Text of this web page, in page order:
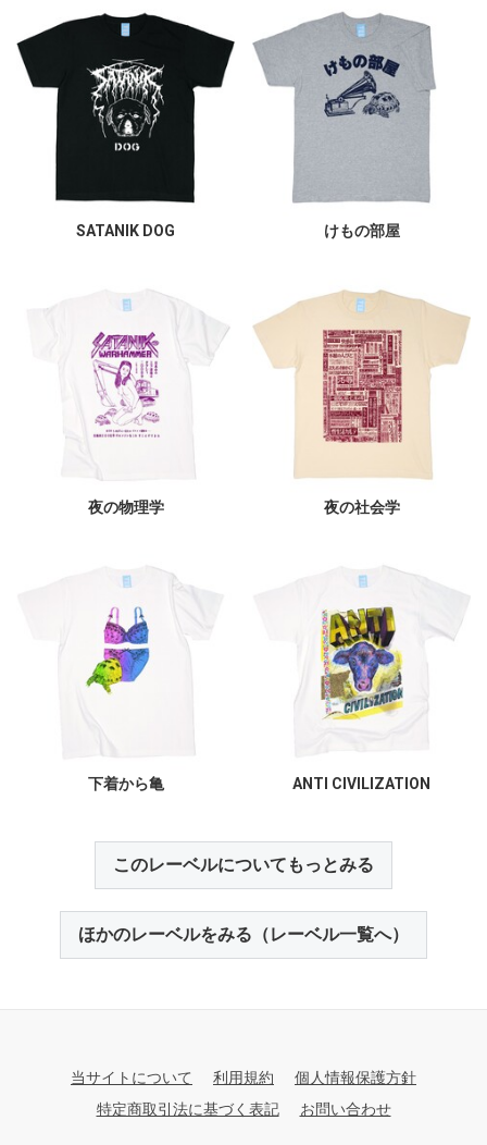
SATANIK DOG けもの部屋
夜の物理学 夜の社会学
下着から亀 ANTI CIVILIZATION
このレーベルについてもっとみる
ほかのレーベルをみる（レーベル一覧へ）
当サイトについて 利用規約
個人情報保護方針
特定商取引法に基づく表記
お問い合わせ